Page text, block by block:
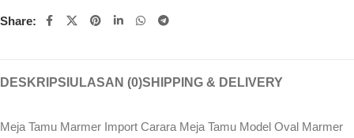
Share:
DESKRIPSI ULASAN (0)SHIPPING & DELIVERY
Meja Tamu Marmer Import Carara Meja Tamu Model Oval Marmer